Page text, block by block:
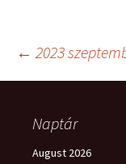
Post
← 2023
Naptár
August 2026